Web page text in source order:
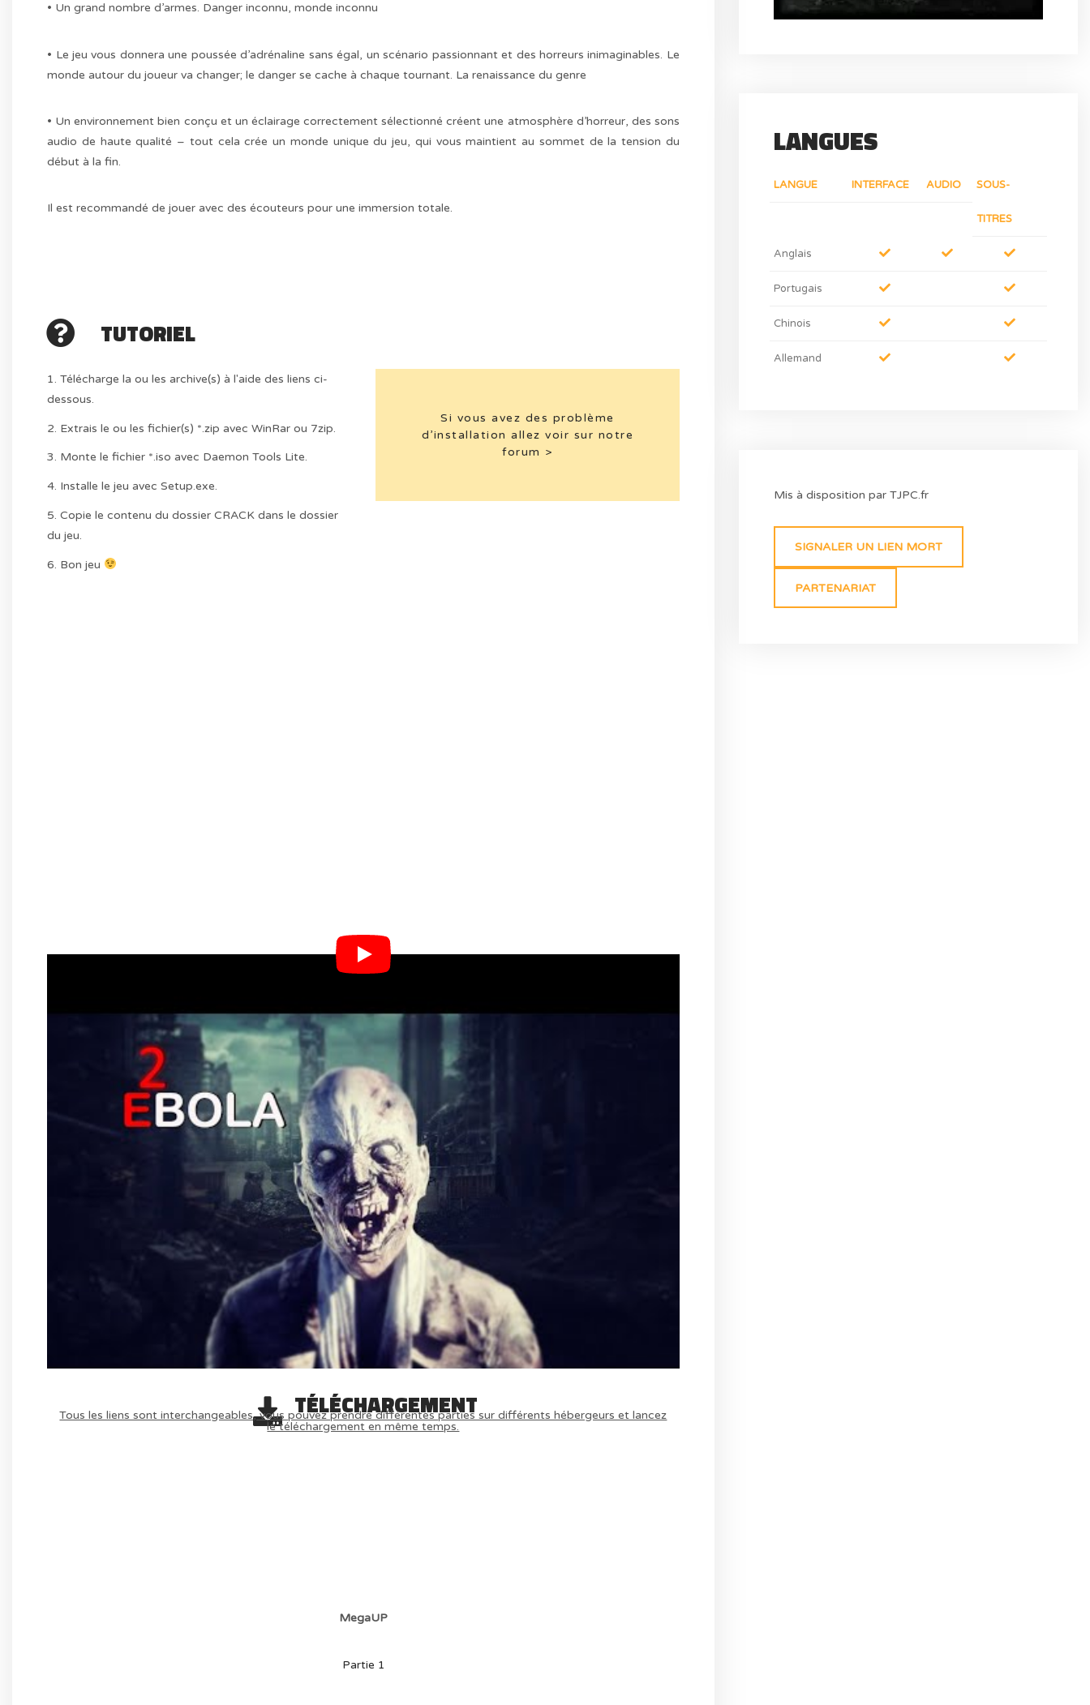
• Un grand nombre d’armes. Danger inconnu, monde inconnu
• Le jeu vous donnera une poussée d’adrénaline sans égal, un scénario passionnant et des horreurs inimaginables. Le
monde autour du joueur va changer; le danger se cache à chaque tournant. La renaissance du genre
• Un environnement bien conçu et un éclairage correctement sélectionné créent une atmosphère d’horreur, des sons
audio de haute qualité – tout cela crée un monde unique du jeu, qui vous maintient au sommet de la tension du
début à la fin.
Il est recommandé de jouer avec des écouteurs pour une immersion totale.
TUTORIEL
1. Télécharge la ou les archive(s) à l'aide des liens ci-
dessous.
2. Extrais le ou les fichier(s) *.zip avec WinRar ou 7zip.
3. Monte le fichier *.iso avec Daemon Tools Lite.
4. Installe le jeu avec Setup.exe.
5. Copie le contenu du dossier CRACK dans le dossier
du jeu.
6. Bon jeu
Si vous avez des problème
d’installation allez voir sur notre
forum >
TÉLÉCHARGEMENT
Tous les liens sont interchangeables, vous pouvez prendre différentes parties sur différents hébergeurs et lancez
le téléchargement en même temps.
MegaUP
Partie 1
LANGUES
LANGUE INTERFACE AUDIO SOUS-
TITRES
Anglais
Portugais
Chinois
Allemand
Mis à disposition par TJPC.fr
SIGNALER UN LIEN MORT
PARTENARIAT